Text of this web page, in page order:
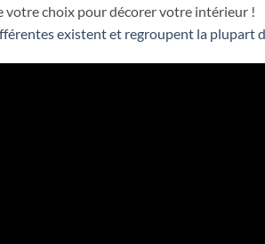
votre choix pour décorer votre intérieur !
existent et regroupent la plupart